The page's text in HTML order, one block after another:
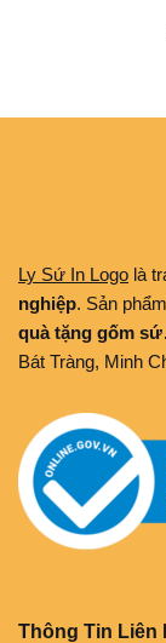
Ly Sứ In Logo là
nghiệp. Sản
quà tặng gốm sứ
Bát Tràng, Minh
Thông Tin Liên